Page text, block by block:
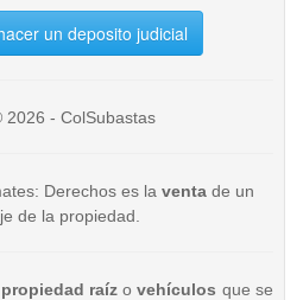
un deposito judicial
2026 - ColSubastas
Derechos es la ventade un
de la propiedad.
propiedad raízo vehículos que se